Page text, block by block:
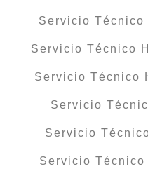
Servicio
Servicio Técnico
Servicio Técnico
Servicio
Servicio
Servicio